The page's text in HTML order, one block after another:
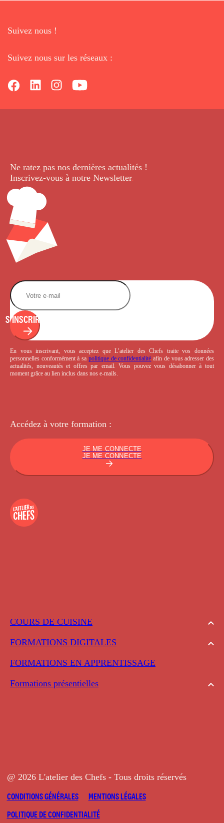
Suivez nous !
Suivez nous sur les réseaux :
COURS DE CUISINE
FORMATIONS DIGITALES
FORMATIONS EN APPRENTISSAGE
Formations présentielles
Ne ratez pas nos dernières actualités !
Inscrivez-vous à notre Newsletter.
S'INSCRIRE
En vous inscrivant, vous acceptez que L’atelier des Chefs traite vos données
personnelles conformément à sa politique de confidentialité afin de vous adresser des
actualités, nouveautés et offres par email. Vous pouvez vous désabonner à tout
moment grâce au lien inclus dans nos e-mails.
Accédez à votre formation :
JE ME CONNECTE
JE ME CONNECTE
@ 2026 L'atelier des Chefs - Tous droits réservés
CONDITIONS GÉNÉRALES
MENTIONS LÉGALES
POLITIQUE DE CONFIDENTIALITÉ